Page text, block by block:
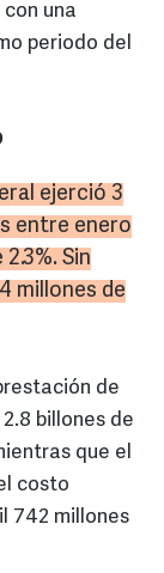
una
periodo del
ejerció 3
entre enero
Sin
millones de
de
billones de
que el
costo
742 millones